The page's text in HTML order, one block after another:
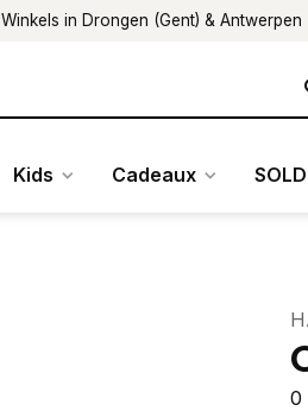
Winkels in Drongen (Gent) & Antwerpen
Kids Cadeaux
0